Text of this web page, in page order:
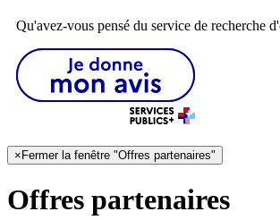
Qu'avez-vous pensé du service de recherche
×Fermer la fenêtre "Offres partenaires"
Offres partenaires